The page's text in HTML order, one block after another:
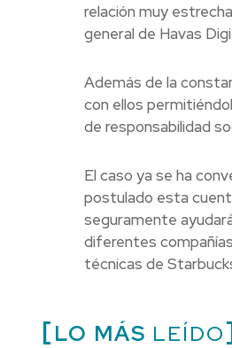
relación muy
general de Havas
Además de la
con ellos
de responsabilidad
El caso ya se ha
postulado esta
seguramente
diferentes
técnicas de
LO MÁS LEÍDO